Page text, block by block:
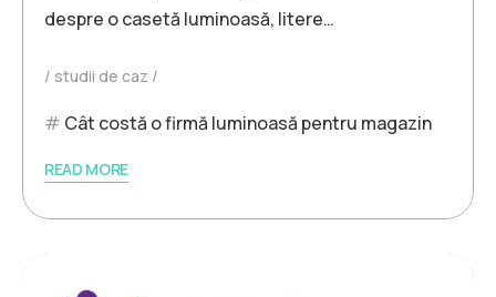
despre o casetă luminoasă, litere…
studii de caz
Cât costă o firmă luminoasă pentru magazin
READ MORE